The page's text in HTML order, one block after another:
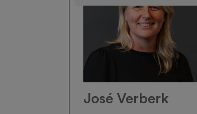
José Verberk